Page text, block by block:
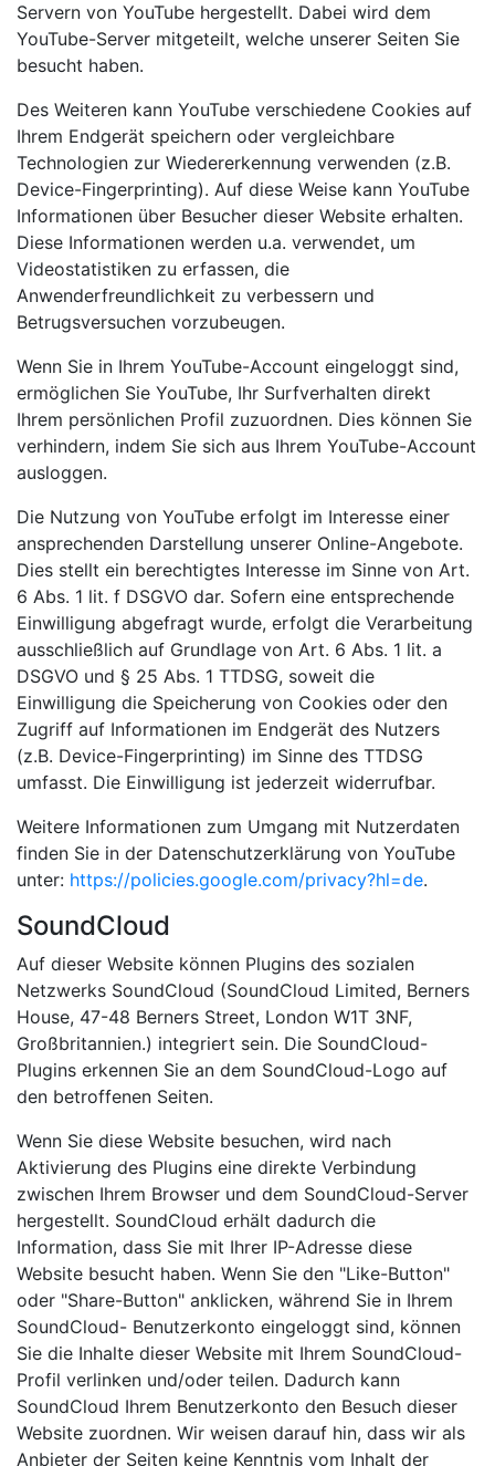
Servern von YouTube hergestellt. Dabei wird dem
YouTube-Server mitgeteilt, welche unserer Seiten Sie
besucht haben.
Des Weiteren kann YouTube verschiedene Cookies auf
Ihrem Endgerät speichern oder vergleichbare
Technologien zur Wiedererkennung verwenden (z.B.
Device-Fingerprinting). Auf diese Weise kann YouTube
Informationen über Besucher dieser Website erhalten.
Diese Informationen werden u.a. verwendet, um
Videostatistiken zu erfassen, die
Anwenderfreundlichkeit zu verbessern und
Betrugsversuchen vorzubeugen.
Wenn Sie in Ihrem YouTube-Account eingeloggt sind,
ermöglichen Sie YouTube, Ihr Surfverhalten direkt
Ihrem persönlichen Profil zuzuordnen. Dies können Sie
verhindern, indem Sie sich aus Ihrem YouTube-Account
ausloggen.
Die Nutzung von YouTube erfolgt im Interesse einer
ansprechenden Darstellung unserer Online-Angebote.
Dies stellt ein berechtigtes Interesse im Sinne von Art.
6 Abs. 1 lit. f DSGVO dar. Sofern eine entsprechende
Einwilligung abgefragt wurde, erfolgt die Verarbeitung
ausschließlich auf Grundlage von Art. 6 Abs. 1 lit. a
DSGVO und § 25 Abs. 1 TTDSG, soweit die
Einwilligung die Speicherung von Cookies oder den
Zugriff auf Informationen im Endgerät des Nutzers
(z.B. Device-Fingerprinting) im Sinne des TTDSG
umfasst. Die Einwilligung ist jederzeit widerrufbar.
Weitere Informationen zum Umgang mit Nutzerdaten
finden Sie in der Datenschutzerklärung von YouTube
unter: https://policies.google.com/privacy?hl=de.
SoundCloud
Auf dieser Website können Plugins des sozialen
Netzwerks SoundCloud (SoundCloud Limited, Berners
House, 47-48 Berners Street, London W1T 3NF,
Großbritannien.) integriert sein. Die SoundCloud-
Plugins erkennen Sie an dem SoundCloud-Logo auf
den betroffenen Seiten.
Wenn Sie diese Website besuchen, wird nach
Aktivierung des Plugins eine direkte Verbindung
zwischen Ihrem Browser und dem SoundCloud-Server
hergestellt. SoundCloud erhält dadurch die
Information, dass Sie mit Ihrer IP-Adresse diese
Website besucht haben. Wenn Sie den "Like-Button"
oder "Share-Button" anklicken, während Sie in Ihrem
SoundCloud- Benutzerkonto eingeloggt sind, können
Sie die Inhalte dieser Website mit Ihrem SoundCloud-
Profil verlinken und/oder teilen. Dadurch kann
SoundCloud Ihrem Benutzerkonto den Besuch dieser
Website zuordnen. Wir weisen darauf hin, dass wir als
Anbieter der Seiten keine Kenntnis vom Inhalt der